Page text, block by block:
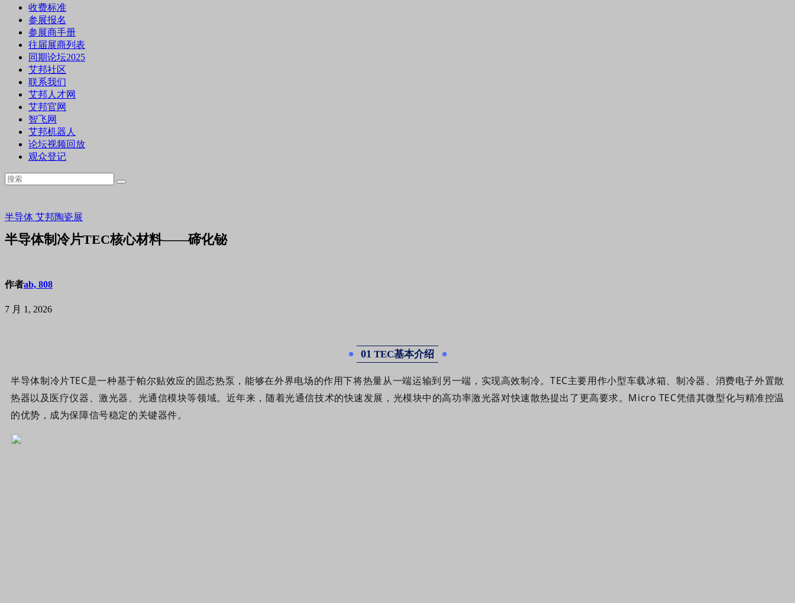
收费标准
参展报名
参展商手册
往届展商列表
同期论坛2025
艾邦社区
联系我们
艾邦人才网
艾邦官网
智飞网
艾邦机器人
论坛视频回放
观众登记
半导体 艾邦陶瓷展
半导体制冷片TEC核心材料——碲化铋
作者ab, 808
7 月 1, 2026
01 TEC基本介绍
半导体制冷片TEC是一种基于帕尔贴效应的固态热泵，能够在外界电场的作用下将热量从一端运输到另一端，实现高效制冷。TEC主要用作小型车载冰箱、制冷器、消费电子外置散
热器以及医疗仪器、激光器、光通信模块等领域。 近年来，随着光通信技术的快速发展，光模块中的高功率激光器对快速散热提出了更高要求。Micro TEC凭借其微型化与精准控温
的优势，成为保障信号稳定的关键器件。